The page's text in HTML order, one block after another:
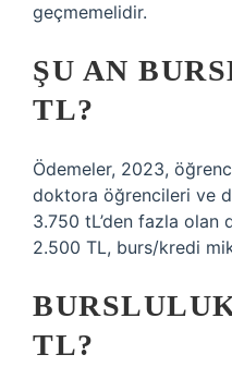
geçmemelidir.
ŞU AN
TL?
Ödemeler, 2023,
doktora öğrencileri ve
3.750 tL’den fazla
2.500 TL, burs/kredi
TL?